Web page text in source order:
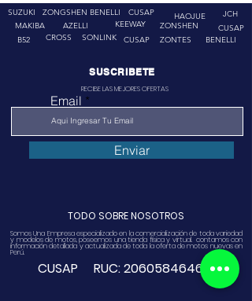
SUZUKI
ZONGSHEN
MAKIBA
AZELLI
BENELLI
CUSAP
KEEWAY
B52
CROSS SONLINK CUSAP
HAOJUE
JCH
ZONSHEN
ZONTES
CUSAP
BENELLI
SUSCRIBETE
RECIBE LAS MEJORES OFERTAS
Email
Enviar
TODO SOBRE NOSOTROS
Somos Una Empresa especializado en la comercialización de toda variedad
y modelos de motos, poseemos una tienda física y virtual. contamos con
información detallada y actualizada de toda la oferta de motos nuevas en
Perú.
CUSAP RUC:20605846468